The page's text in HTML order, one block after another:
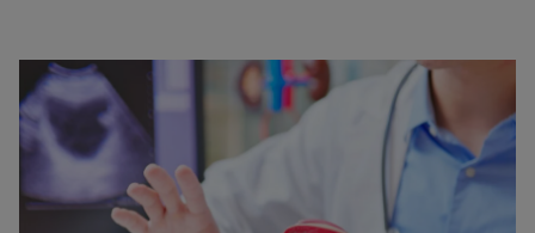
Comunicación